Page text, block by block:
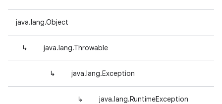
java.lang.Object
↳ java.lang.Throwable
↳ java.lang.Exception
↳ java.lang.RuntimeException